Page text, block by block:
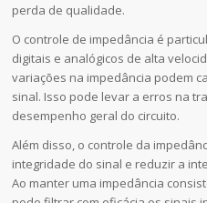
perda de qualidade.
O controle de impedância é
digitais e analógicos de alta
variações na impedância podem
sinal. Isso pode levar a erros na
desempenho geral do circuito.
Além disso, o controle da
integridade do sinal e reduzir a
Ao manter uma impedância